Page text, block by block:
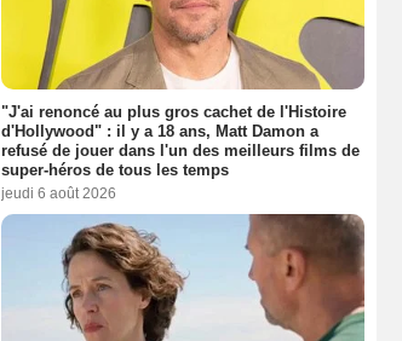
"J'ai renoncé au plus gros cachet de l'Histoire
d'Hollywood" : il y a 18 ans, Matt Damon a
refusé de jouer dans l'un des meilleurs films de
super-héros de tous les temps
jeudi 6 août 2026